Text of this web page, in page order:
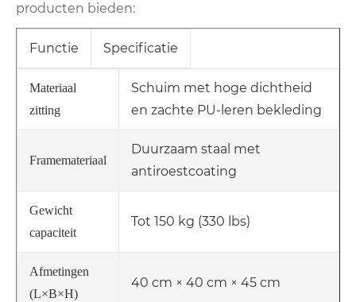
producten bieden:
Functie Specificatie
Materiaal
zitting
Schuim met hoge dichtheid
en zachte PU-leren bekleding
Framemateriaal
Duurzaam staal met
antiroestcoating
Gewicht
capaciteit
Tot 150 kg (330 lbs)
Afmetingen
(L×B×H)
40 cm × 40 cm × 45 cm